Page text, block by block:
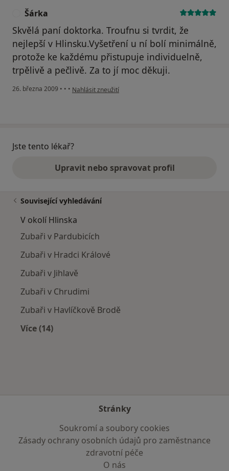
Šárka
Skvělá paní doktorka. Troufnu si tvrdit, že
nejlepší v Hlinsku.Vyšetření u ní bolí minimálně,
protože ke každému přistupuje individuelně,
trpělivě a pečlivě. Za to jí moc děkuji.
26. března 2009 • • • podle názoru uživatele Šárka
Nahlásit zneužití
Jste tento lékař?
Upravit nebo spravovat profil
Související vyhledávání
V okolí Hlinska
Zubaři v Pardubicích
Zubaři v Hradci Králové
Zubaři v Jihlavě
Zubaři v Chrudimi
Zubaři v Havlíčkově Brodě
Více (14)
Stránky
Soukromí a soubory cookies
Zásady ochrany osobních údajů pro zaměstnance
zdravotní péče
O nás